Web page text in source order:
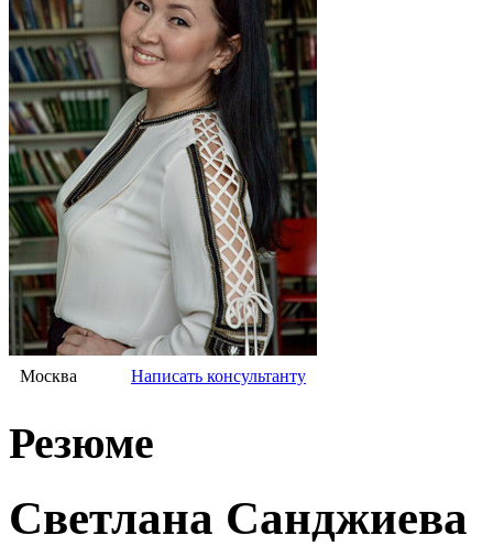
Москва Написать консультанту
Резюме
Светлана Санджиева